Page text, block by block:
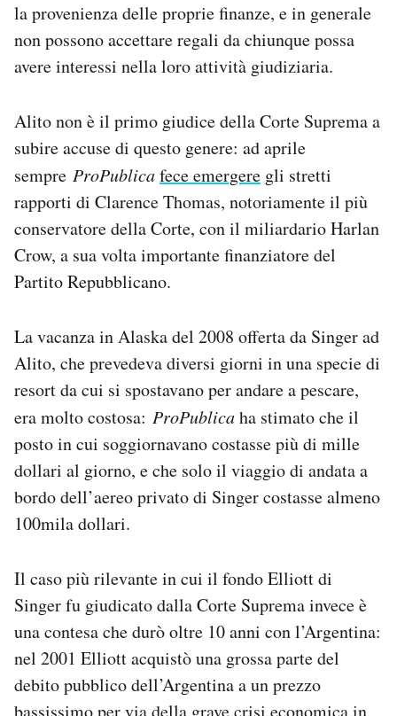
la provenienza delle proprie finanze, e in generale
non possono accettare regali da chiunque possa
avere interessi nella loro attività giudiziaria.
Alito non è il primo giudice della Corte Suprema a
subire accuse di questo genere: ad aprile
sempre ProPublicafece emergere gli stretti
rapporti di Clarence Thomas, notoriamente il più
conservatore della Corte, con il miliardario Harlan
Crow, a sua volta importante finanziatore del
Partito Repubblicano.
La vacanza in Alaska del 2008 offerta da Singer ad
Alito, che prevedeva diversi giorni in una specie di
resort da cui si spostavano per andare a pescare,
era molto costosa: ProPublicaha stimato che il
posto in cui soggiornavano costasse più di mille
dollari al giorno, e che solo il viaggio di andata a
bordo dell’aereo privato di Singer costasse almeno
100mila dollari.
Il caso più rilevante in cui il fondo Elliott di
Singer fu giudicato dalla Corte Suprema invece è
una contesa che durò oltre 10 anni con l’Argentina:
nel 2001 Elliott acquistò una grossa parte del
debito pubblico dell’Argentina a un prezzo